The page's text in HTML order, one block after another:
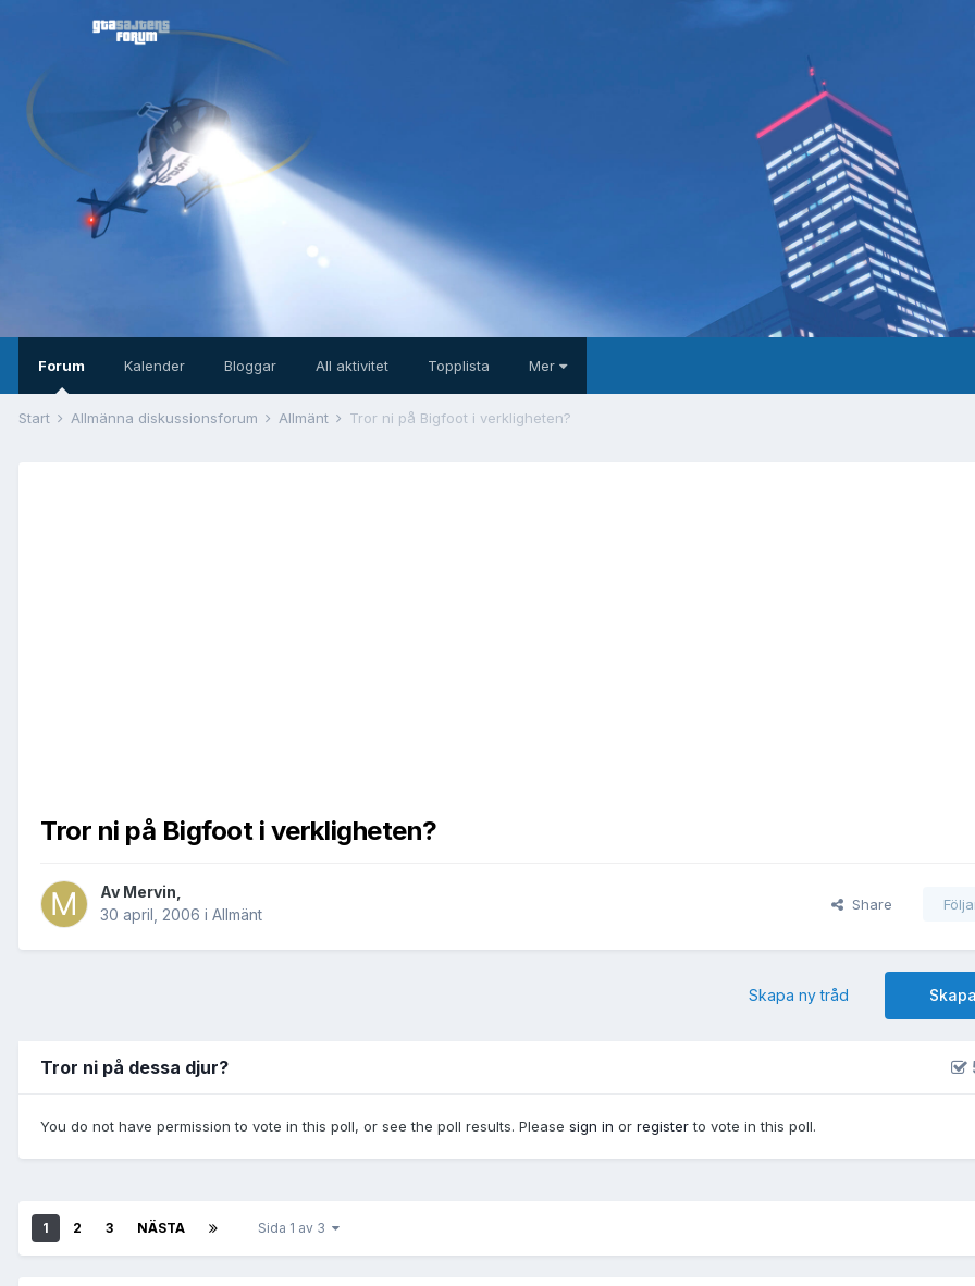
Forum Kalender Bloggar All aktivitet Topplista Mer
Start Allmänna diskussionsforum Allmänt Tror ni på Bigfoot i verkligheten?
Tror ni på Bigfoot i verkligheten?
Av Mervin
30 april, 2006 i Allmänt
Share
Skapa ny tråd
Tror ni på dessa djur?
You do not have permission to vote in this poll, or see the poll results. Please sign in or registerto vote in this poll.
1 2 3 NÄSTA Sida 1 av 3